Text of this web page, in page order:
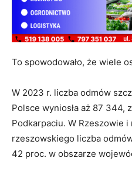
To spowodowało, że wiele
W 2023 r. liczba odmów
Polsce wyniosła aż 87 344,
Podkarpaciu. W Rzeszowie
rzeszowskiego liczba
42 proc. w obszarze